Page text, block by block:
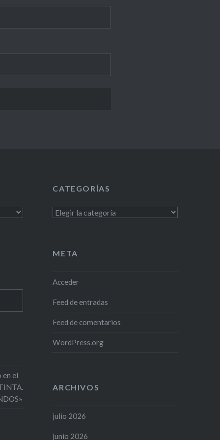
CATEGORÍAS
Categorías
META
Acceder
Feed de entradas
Feed de comentarios
WordPress.org
en el
ARCHIVOS
julio 2026
junio 2026